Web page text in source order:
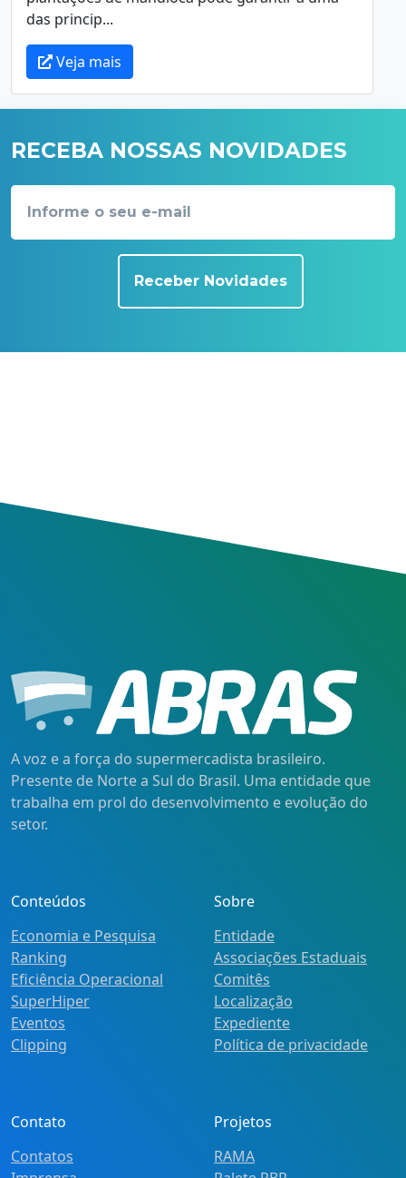
das princip...
Veja mais
RECEBA NOSSAS NOVIDADES
Receber Novidades
A voz e a força do supermercadista brasileiro.
Presente de Norte a Sul do Brasil. Uma entidade que
trabalha em prol do desenvolvimento e evolução do
setor.
Conteúdos
Economia e Pesquisa
Ranking
Eficiência Operacional
SuperHiper
Eventos
Clipping
Sobre
Entidade
Associações Estaduais
Comitês
Localização
Expediente
Política de privacidade
Contato
Contatos
Projetos
RAMA